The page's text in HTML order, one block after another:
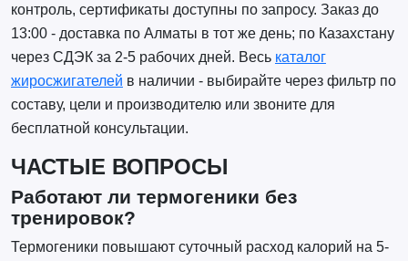
контроль, сертификаты доступны по запросу. Заказ до
13:00 - доставка по Алматы в тот же день; по Казахстану
через СДЭК за 2-5 рабочих дней. Весь каталог
жиросжигателей в наличии - выбирайте через фильтр по
составу, цели и производителю или звоните для
бесплатной консультации.
ЧАСТЫЕ ВОПРОСЫ
Работают ли термогеники без
тренировок?
Термогеники повышают суточный расход калорий на 5-